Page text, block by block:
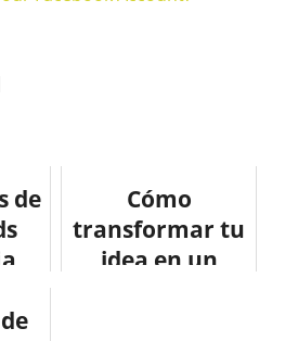
de
Cómo
transformar tu
idea en un